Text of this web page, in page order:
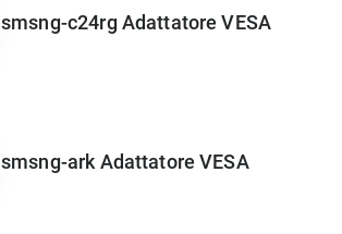
smsng-c24rg Adattatore VESA
smsng-ark Adattatore VESA